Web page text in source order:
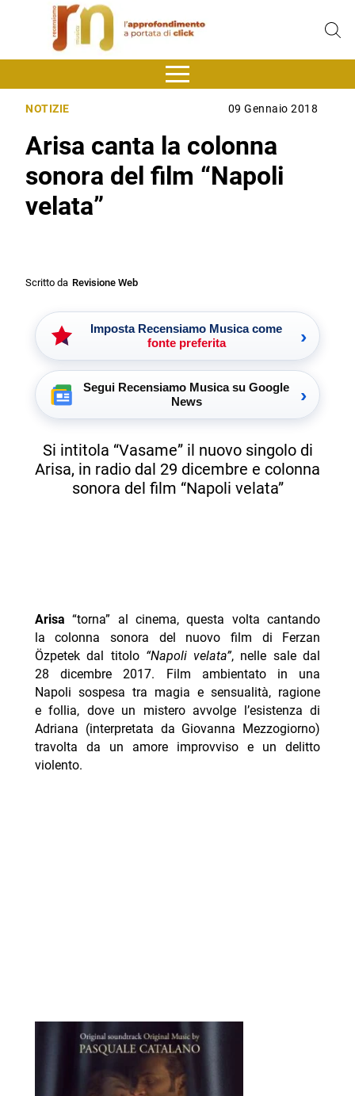
NOTIZIE 09 Gennaio 2018
Arisa canta la colonna
sonora del film “Napoli
velata”
Scritto da Revisione Web
Imposta Recensiamo Musica come
fonte preferita
›
Segui Recensiamo Musica su Google
News
›
Si intitola “Vasame” il nuovo singolo di
Arisa, in radio dal 29 dicembre e colonna
sonora del film “Napoli velata”
Arisa “torna” al cinema, questa volta cantando
la colonna sonora del nuovo film di Ferzan
Özpetek dal titolo “Napoli velata”, nelle sale dal
28 dicembre 2017. Film ambientato in una
Napoli sospesa tra magia e sensualità, ragione
e follia, dove un mistero avvolge l’esistenza di
Adriana (interpretata da Giovanna Mezzogiorno)
travolta da un amore improvviso e un delitto
violento.